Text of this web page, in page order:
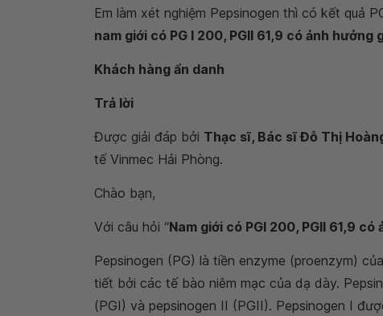
Em làm xét nghiệm Pepsinogen thì có kết quả
nam giới có PG I 200, PGII 61,9 có ảnh hưởng
Khách hàng ẩn danh
Trả lời
Được giải đáp bởi Thạc sĩ, Bác sĩ Đỗ Thị
tế Vinmec Hải Phòng.
Chào bạn,
Với câu hỏi “Nam giới có PGI 200, PGII 61,9 có
Pepsinogen (PG) là tiền enzyme (proenzym)
tiết bởi các tế bào niêm mạc của dạ dày.
(PGI) và pepsinogen II (PGII). Pepsinogen I